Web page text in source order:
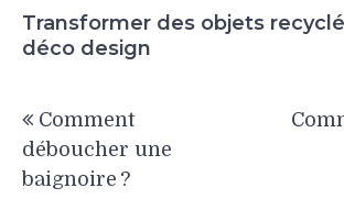
Transformer des objets
déco design
de
l’article
Comment
déboucher une
baignoire ?